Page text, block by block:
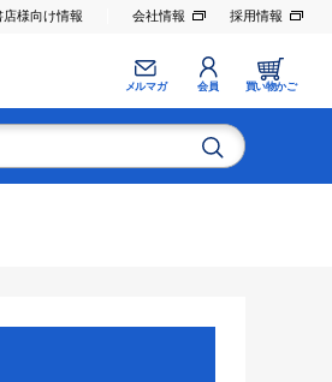
店様向け情報 会社情報 採用情報
メルマガ 会員 買い物かご